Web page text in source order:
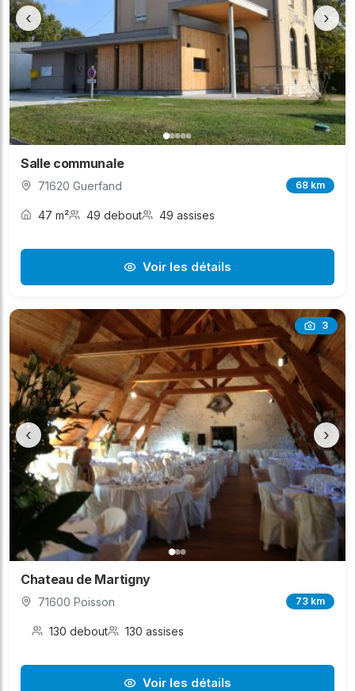
‹ ›
Salle communale
71620 Guerfand 68 km
47 m² 49 debout 49 assises
Voir les détails
3
‹ ›
Chateau de Martigny
71600 Poisson 73 km
130 debout 130 assises
Voir les détails